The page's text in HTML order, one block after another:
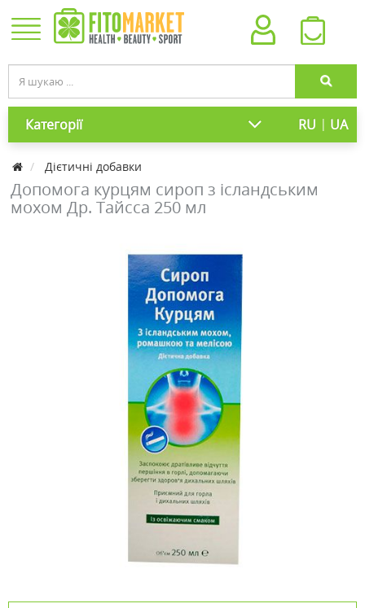
Категорії RU | UA
Дієтичні добавки
Допомога курцям сироп з ісландським
мохом Др. Тайсса 250 мл